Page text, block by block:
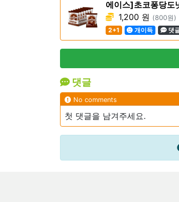
에이스]초코퐁당도
1,200 원 (800원)
2+1
개이득 댓
댓글
No comments
첫 댓글을 남겨주세요.